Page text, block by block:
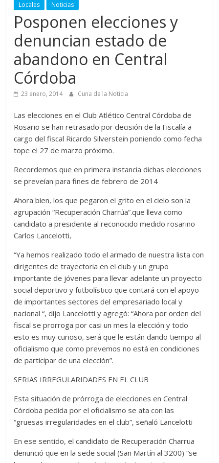
Locales Noticias
Posponen elecciones y
denuncian estado de
abandono en Central
Córdoba
23 enero, 2014 Cuna de la Noticia
Las elecciones en el Club Atlético Central Córdoba de
Rosario se han retrasado por decisión de la Fiscalía a
cargo del fiscal Ricardo Silverstein poniendo como fecha
tope el 27 de marzo próximo.
Recordemos que en primera instancia dichas elecciones
se preveían para fines de febrero de 2014
Ahora bien, los que pegaron el grito en el cielo son la
agrupación “Recuperación Charrúa”.que lleva como
candidato a presidente al reconocido medido rosarino
Carlos Lancelotti,
“Ya hemos realizado todo el armado de nuestra lista con
dirigentes de trayectoria en el club y un grupo
importante de jóvenes para llevar adelante un proyecto
social deportivo y futbolístico que contará con el apoyo
de importantes sectores del empresariado local y
nacional “, dijo Lancelotti y agregó: “Ahora por orden del
fiscal se prorroga por casi un mes la elección y todo
esto es muy curioso, será que le están dando tiempo al
oficialismo que como prevemos no está en condiciones
de participar de una elección”.
SERIAS IRREGULARIDADES EN EL CLUB
Esta situación de prórroga de elecciones en Central
Córdoba pedida por el oficialismo se ata con las
“gruesas irregularidades en el club”, señaló Lancelotti
En ese sentido, el candidato de Recuperación Charrua
denunció que en la sede social (San Martín al 3200) “se